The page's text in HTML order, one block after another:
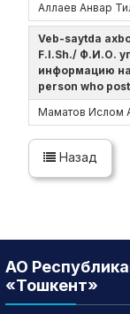
Аллаев Анвар
Veb-saytda
F.I.Sh./ Ф.И.О.
информацию
person who
Маматов Ислом
Назад
АО
«Тошкент»